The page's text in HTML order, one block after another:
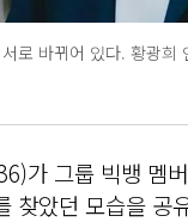
로 바뀌어 있다. 황광희
가 그룹 빅뱅 멤
찾았던 모습을 공